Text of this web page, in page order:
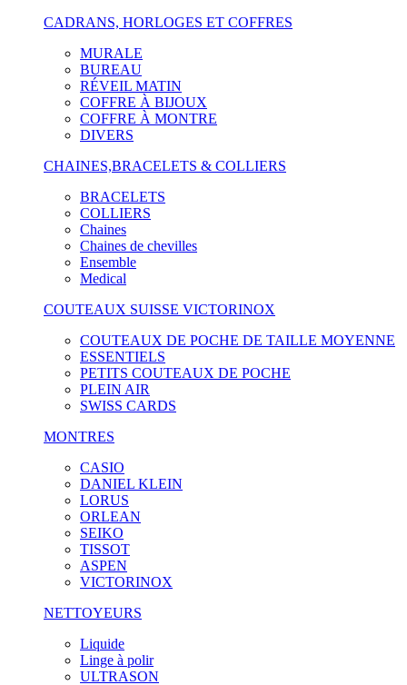
CADRANS, HORLOGES ET COFFRES
MURALE
BUREAU
RÉVEIL MATIN
COFFRE À BIJOUX
COFFRE À MONTRE
DIVERS
CHAINES,BRACELETS & COLLIERS
BRACELETS
COLLIERS
Chaines
Chaines de chevilles
Ensemble
Medical
COUTEAUX SUISSE VICTORINOX
COUTEAUX DE POCHE DE TAILLE MOYENNE
ESSENTIELS
PETITS COUTEAUX DE POCHE
PLEIN AIR
SWISS CARDS
MONTRES
CASIO
DANIEL KLEIN
LORUS
ORLEAN
SEIKO
TISSOT
ASPEN
VICTORINOX
NETTOYEURS
Liquide
Linge à polir
ULTRASON